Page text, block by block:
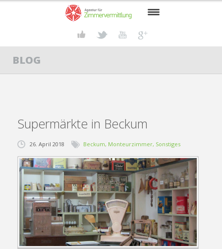
SUCHENDE
BECKUM
AKTUELLES
KONTAKT
BLOG
Supermärkte in Beckum
26. April 2018 Beckum, Monteurzimmer, Sonstiges